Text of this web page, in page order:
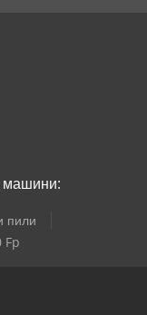
машини:
пили
Fp